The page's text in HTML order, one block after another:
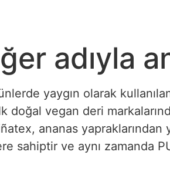
adıyla
yaygın olarak
doğal vegan deri
ananas
sahiptir ve aynı zamanda